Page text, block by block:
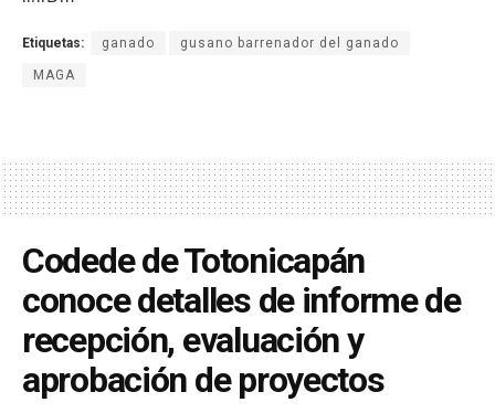
Etiquetas: ganado gusano barrenador del ganado
MAGA
Codede de Totonicapán
conoce detalles de informe de
recepción, evaluación y
aprobación de proyectos